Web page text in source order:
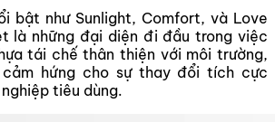
bật như Sunlight, Comfort, và Love
là những đại diện đi đầu trong việc
tái chế thân thiện với môi trường,
cảm hứng cho sự thay đổi tích cực
tiêu dùng.